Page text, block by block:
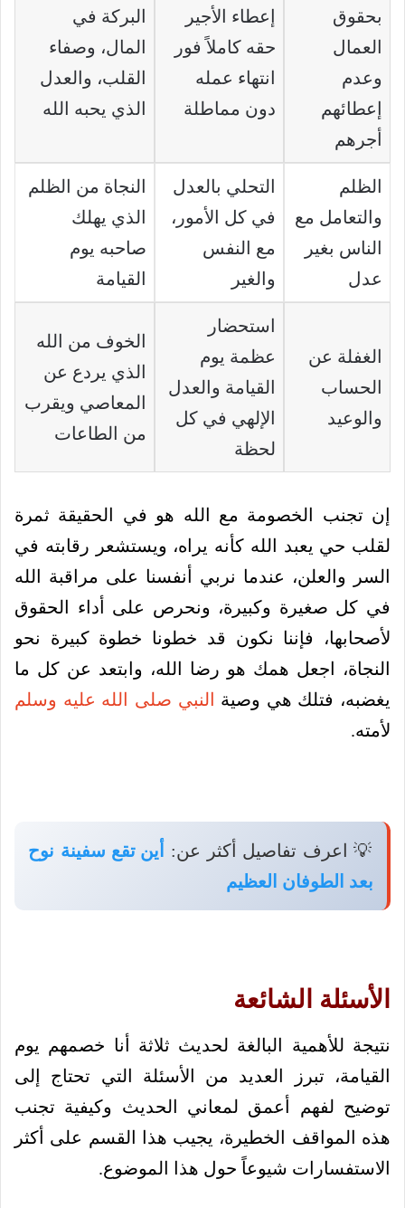
بحقوق
العمال
وعدم
إعطائهم
أجرهم
إعطاء الأجير
حقه كاملاً فور
انتهاء عمله
دون مماطلة
البركة في
المال، وصفاء
القلب، والعدل
الذي يحبه الله
الظلم
والتعامل مع
الناس بغير
عدل
التحلي بالعدل
في كل الأمور،
مع النفس
والغير
النجاة من الظلم
الذي يهلك
صاحبه يوم
القيامة
الغفلة عن
الحساب
والوعيد
استحضار
عظمة يوم
القيامة والعدل
الإلهي في كل
لحظة
الخوف من الله
الذي يردع عن
المعاصي ويقرب
من الطاعات
إن تجنب الخصومة مع الله هو في الحقيقة ثمرة
لقلب حي يعبد الله كأنه يراه، ويستشعر رقابته في
السر والعلن، عندما نربي أنفسنا على مراقبة الله
في كل صغيرة وكبيرة، ونحرص على أداء الحقوق
لأصحابها، فإننا نكون قد خطونا خطوة كبيرة نحو
النجاة، اجعل همك هو رضا الله، وابتعد عن كل ما
يغضبه، فتلك هي وصية
النبي صلى الله عليه وسلم
لأمته.
💡 اعرف تفاصيل أكثر عن:
أين تقع سفينة نوح
بعد الطوفان العظيم
الأسئلة الشائعة
نتيجة للأهمية البالغة لحديث ثلاثة أنا خصمهم يوم
القيامة، تبرز العديد من الأسئلة التي تحتاج إلى
توضيح لفهم أعمق لمعاني الحديث وكيفية تجنب
هذه المواقف الخطيرة، يجيب هذا القسم على أكثر
الاستفسارات شيوعاً حول هذا الموضوع.